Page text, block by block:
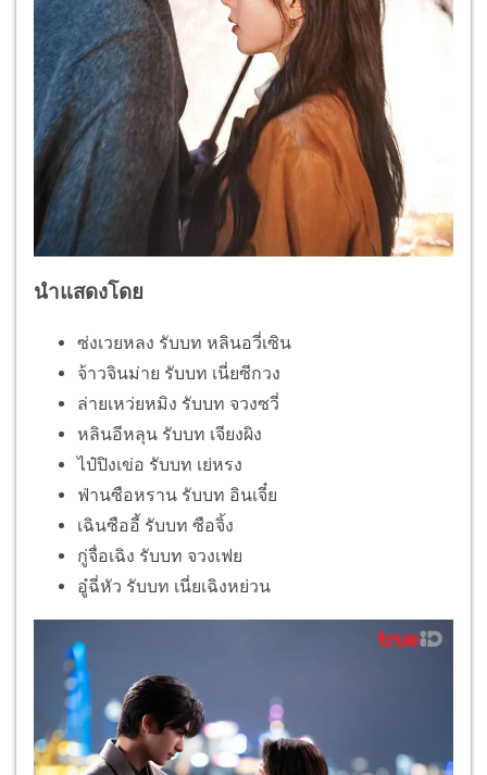
นำแสดงโดย
ซ่งเวยหลง รับบท หลินอวี่เซิน
จ้าวจินม่าย รับบท เนี่ยซีกวง
ล่ายเหว่ยหมิง รับบท จวงซวี่
หลินอีหลุน รับบท เจียงผิง
ไป๋ปิงเข่อ รับบท เย่หรง
ฟ่านซือหราน รับบท อินเจี๋ย
เฉินซืออี้ รับบท ซือจิ้ง
กู่จื่อเฉิง รับบท จวงเฟย
อู๋ฉี่หัว รับบท เนี่ยเฉิงหย่วน